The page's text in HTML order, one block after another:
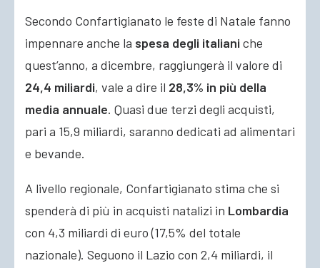
Secondo Confartigianato le feste di Natale fanno
impennare anche la spesa degli italiani che
quest’anno, a dicembre, raggiungerà il valore di
24,4 miliardi, vale a dire il 28,3% in più della
media annuale. Quasi due terzi degli acquisti,
pari a 15,9 miliardi, saranno dedicati ad alimentari
e bevande.
A livello regionale, Confartigianato stima che si
spenderà di più in acquisti natalizi in Lombardia
con 4,3 miliardi di euro (17,5% del totale
nazionale). Seguono il Lazio con 2,4 miliardi, il